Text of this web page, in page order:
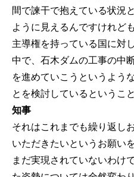
間で諫干で抱えている状況
ように見えるんですけれど
主導権を持っている国に対
中で、石木ダムの工事の中
を進めていこうというよう
とを検討しているというこ
知事
それはこれまでも繰り返し
いただきたいというお願い
まだ実現されていないわけ